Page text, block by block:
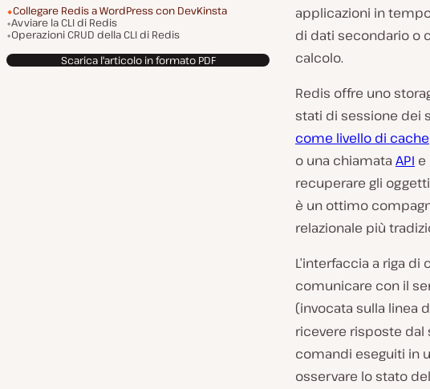
Collegare Redis a WordPress con DevKinsta
Avviare la CLI di Redis
Operazioni CRUD della CLI di Redis
Scarica l'articolo in formato PDF
applicazioni in
di dati secondario o
calcolo.
Redis offre uno
stati di sessione dei
come livello di cache
o una chiamata API e
recuperare gli
è un ottimo
relazionale più
L’interfaccia a riga
comunicare con il
(invocata sulla linea
ricevere risposte
comandi eseguiti in
osservare lo stato